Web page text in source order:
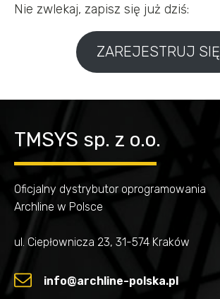
Nie zwlekaj, zapisz się już dziś:
ZAREJESTRUJ SIĘ
TMSYS sp. z o.o.
Oficjalny dystrybutor oprogramowania
Archline w Polsce
ul. Ciepłownicza 23, 31-574 Kraków
info@archline-polska.pl